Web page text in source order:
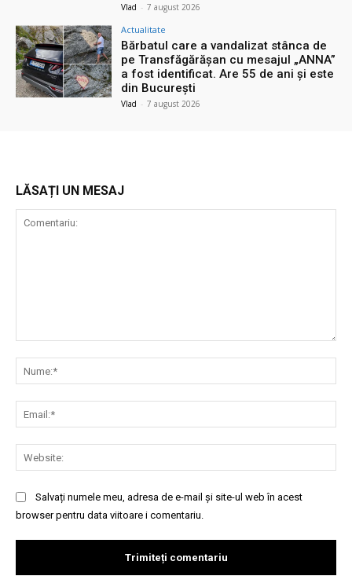
Vlad - 7 august 2026
Actualitate
Bărbatul care a vandalizat stânca de
pe Transfăgărășan cu mesajul „ANNA”
a fost identificat. Are 55 de ani și este
din București
Vlad - 7 august 2026
LĂSAȚI UN MESAJ
Salvați numele meu, adresa de e-mail și site-ul web în acest
browser pentru data viitoare i comentariu.